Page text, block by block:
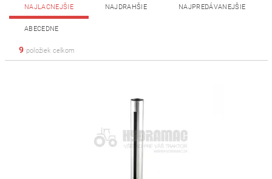
NAJLACNEJŠIE NAJDRAHŠIE NAJPREDÁVANEJŠIE
ABECEDNE
9 položiek celkom